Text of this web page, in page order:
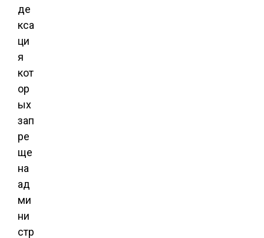
де
кса
ци
я
кот
ор
ых
зап
ре
ще
на
ад
ми
ни
стр